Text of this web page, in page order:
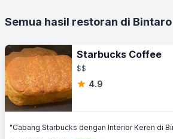
Semua hasil restoran di Bintaro
Starbucks Coffee
$$
4.9
"Cabang Starbucks dengan Interior Keren di